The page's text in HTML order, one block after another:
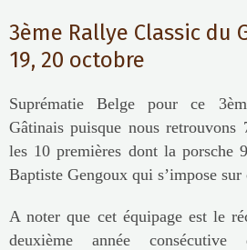
3ème Rallye Classic du
19, 20 octobre
Suprématie Belge pour ce
Gâtinais puisque nous retrouvons
les 10 premières dont la porsche
Baptiste Gengoux qui s’impose
A noter que cet équipage est le
deuxième année